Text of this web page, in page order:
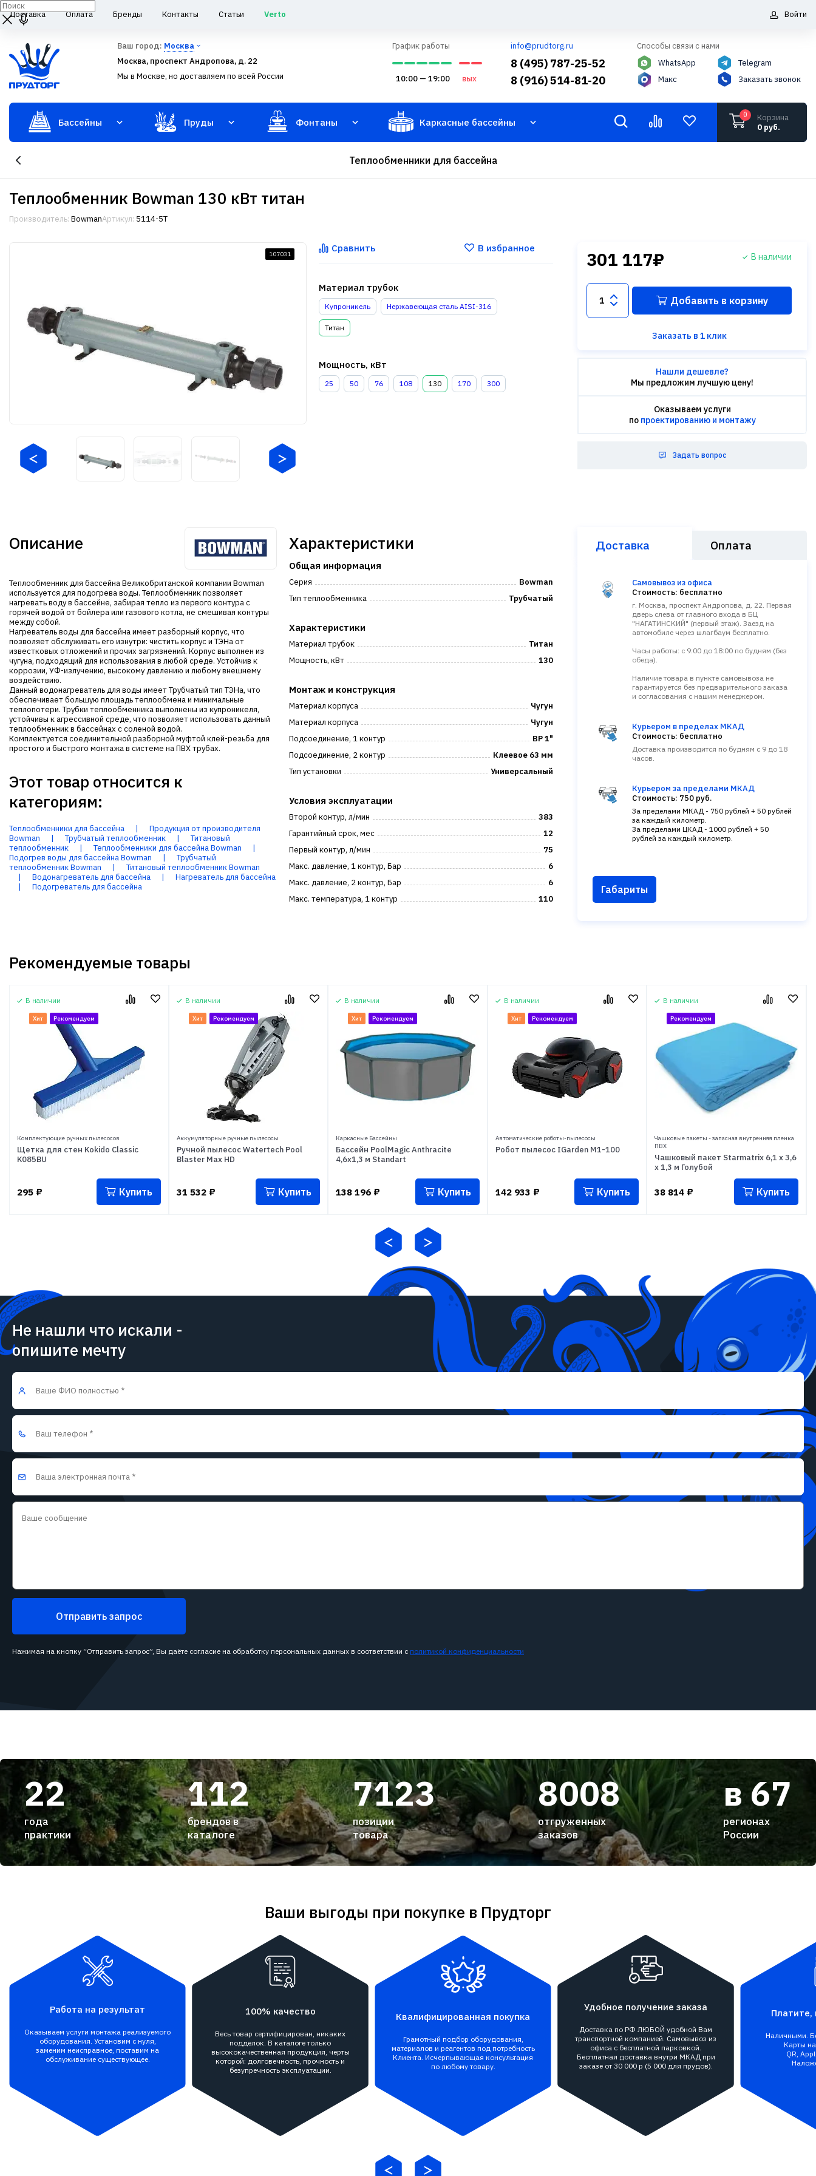
Доставка Оплата Бренды Контакты Статьи Verto Войти
Ваш город: Москва
Москва, проспект Андропова, д. 22
Мы в Москве, но доставляем по всей России
График работы
10:00 — 19:00 вых
info@prudtorg.ru
8 (495) 787-25-52
8 (916) 514-81-20
Способы связи с нами
WhatsApp
Макс
Telegram
Заказать звонок
Бассейны Пруды Фонтаны Каркасные бассейны
0
Корзина
0 руб.
Теплообменники для бассейна
Теплообменник Bowman 130 кВт титан
Производитель: BowmanАртикул: 5114-5T
107031
Сравнить В избранное
Материал трубок
Купроникель Нержавеющая сталь AISI-316
Титан
Мощность, кВт
25 50 76 108 130 170 300
301 117₽ В наличии
Добавить в корзину
Заказать в 1 клик
Нашли дешевле?
Мы предложим лучшую цену!
Оказываем услуги
по проектированию и монтажу
Задать вопрос
Описание
Теплообменник для бассейна Великобританской компании Bowman
используется для подогрева воды. Теплообменник позволяет
нагревать воду в бассейне, забирая тепло из первого контура с
горячей водой от бойлера или газового котла, не смешивая контуры
между собой.
Нагреватель воды для бассейна имеет разборный корпус, что
позволяет обслуживать его изнутри: чистить корпус и ТЭНа от
известковых отложений и прочих загрязнений. Корпус выполнен из
чугуна, подходящий для использования в любой среде. Устойчив к
коррозии, УФ-излучению, высокому давлению и любому внешнему
воздействию.
Данный водонагреватель для воды имеет Трубчатый тип ТЭНа, что
обеспечивает большую площадь теплообмена и минимальные
теплопотери. Трубки теплообменника выполнены из купроникеля,
устойчивы к агрессивной среде, что позволяет использовать данный
теплообменник в бассейнах с соленой водой.
Комплектуется соединительной разборной муфтой клей-резьба для
простого и быстрого монтажа в системе на ПВХ трубах.
Этот товар относится к
категориям:
Теплообменники для бассейна |
Продукция от производителя
Bowman
| Трубчатый теплообменник |
Титановый
теплообменник
| Теплообменники для бассейна Bowman
|
Подогрев воды для бассейна Bowman
|
Трубчатый
теплообменник Bowman
|
Титановый теплообменник Bowman
|
Водонагреватель для бассейна |
Нагреватель для бассейна
|
Подогреватель для бассейна
Характеристики
Общая информация
Серия
Bowman
Тип теплообменника
Трубчатый
Характеристики
Материал трубок
Титан
Мощность, кВт
130
Монтаж и конструкция
Материал корпуса
Чугун
Материал корпуса
Чугун
Подсоединение, 1 контур
ВР 1"
Подсоединение, 2 контур
Клеевое 63 мм
Тип установки
Универсальный
Условия эксплуатации
Второй контур, л/мин
383
Гарантийный срок, мес
12
Первый контур, л/мин
75
Макс. давление, 1 контур, Бар
6
Макс. давление, 2 контур, Бар
6
Макс. температура, 1 контур
110
Доставка Оплата
Самовывоз из офиса
Стоимость: бесплатно
г. Москва, проспект Андропова, д. 22. Первая
дверь слева от главного входа в БЦ
"НАГАТИНСКИЙ" (первый этаж). Заезд на
автомобиле через шлагбаум бесплатно.
Часы работы: с 9:00 до 18:00 по будням (без
обеда).
Наличие товара в пункте самовывоза не
гарантируется без предварительного заказа
и согласования с нашим менеджером.
Курьером в пределах МКАД
Стоимость: бесплатно
Доставка производится по будням с 9 до 18
часов.
Курьером за пределами МКАД
Стоимость: 750 руб.
За пределами МКАД - 750 рублей + 50 рублей
за каждый километр.
За пределами ЦКАД - 1000 рублей + 50
рублей за каждый километр.
Габариты
Рекомендуемые товары
В наличии
Хит Рекомендуем
Комплектующие ручных пылесосов
Щетка для стен Kokido Classic
K085BU
295 ₽ Купить
В наличии
Хит Рекомендуем
Аккумуляторные ручные пылесосы
Ручной пылесос Watertech Pool
Blaster Max HD
31 532 ₽ Купить
В наличии
Хит Рекомендуем
Каркасные Бассейны
Бассейн PoolMagic Anthracite
4,6x1,3 м Standart
138 196 ₽ Купить
В наличии
Хит Рекомендуем
Автоматические роботы-пылесосы
Робот пылесос IGarden M1-100
142 933 ₽ Купить
В наличии
Рекомендуем
Чашковые пакеты - запасная внутренняя пленка
ПВХ
Чашковый пакет Starmatrix 6,1 х 3,6
х 1,3 м Голубой
38 814 ₽ Купить
Не нашли что искали -
опишите мечту
Отправить запрос
Нажимая на кнопку “Отправить запрос”, Вы даёте согласие на обработку персональных данных в соответствии с политикой конфиденциальности
22
года
практики
112
брендов в
каталоге
7123
позиции
товара
8008
отгруженных
заказов
в 67
регионах
России
Ваши выгоды при покупке в Прудторг
Работа на результат
Оказываем услуги монтажа реализуемого
оборудования. Установим с нуля,
заменим неисправное, поставим на
обслуживание существующее.
100% качество
Весь товар сертифицирован, никаких
подделок. В каталоге только
высококачественная продукция, черты
которой: долговечность, прочность и
безупречность эксплуатации.
Квалифицированная покупка
Грамотный подбор оборудования,
материалов и реагентов под потребность
Клиента. Исчерпывающая консультация
по любому товару.
Удобное получение заказа
Доставка по РФ ЛЮБОЙ удобной Вам
транспортной компанией. Самовывоз из
офиса с бесплатной парковкой.
Бесплатная доставка внутри МКАД при
заказе от 30 000 р (5 000 для прудов).
Платите,
Наличными.
Карты
QR,